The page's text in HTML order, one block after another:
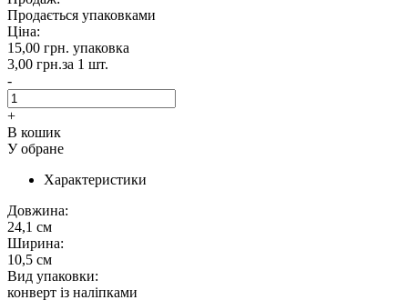
Продається упаковками
Ціна:
15,00 грн. упаковка
3,00 грн.за 1 шт.
-
+
В кошик
У обране
Характеристики
Довжина:
24,1 см
Ширина:
10,5 см
Вид упаковки:
конверт із наліпками